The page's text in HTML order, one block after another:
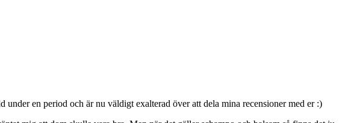
under en period och är nu väldigt exalterad över att dela mina recensioner med er :)